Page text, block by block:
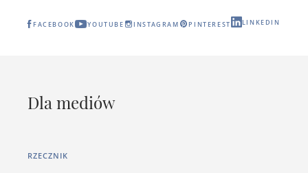
FACEBOOK YOUTUBE INSTAGRAM PINTEREST LINKEDIN
Dla mediów
RZECZNIK